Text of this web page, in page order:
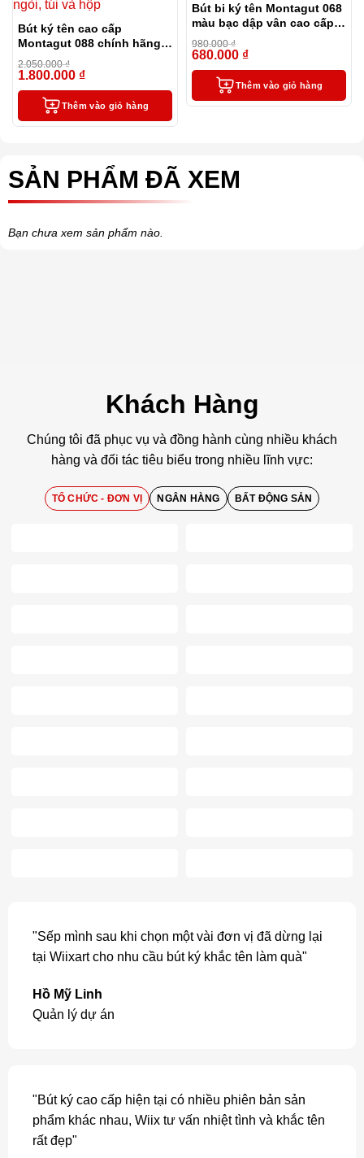
Bút ký tên cao cấp
Montagut 088 chính hãng
màu xanh navy tặng kèm 3
ngòi, túi và hộp
2.050.000₫
1.800.000 ₫
Thêm vào giỏ hàng
Bút bi ký tên Montagut 068
màu bạc dập vân cao cấp
(kèm hộp đựng và túi)
980.000₫
680.000 ₫
Thêm vào giỏ hàng
SẢN PHẨM ĐÃ XEM
Bạn chưa xem sản phẩm nào.
Khách Hàng
Chúng tôi đã phục vụ và đồng hành cùng nhiều khách
hàng và đối tác tiêu biểu trong nhiều lĩnh vực:
TỔ CHỨC - ĐƠN VỊ NGÂN HÀNG BẤT ĐỘNG SẢN
"Sếp mình sau khi chọn một vài đơn vị đã dừng lại
tại Wiixart cho nhu cầu bút ký khắc tên làm quà"
Hồ Mỹ Linh
Quản lý dự án
"Bút ký cao cấp hiện tại có nhiều phiên bản sản
phẩm khác nhau, Wiix tư vấn nhiệt tình và khắc tên
rất đẹp"